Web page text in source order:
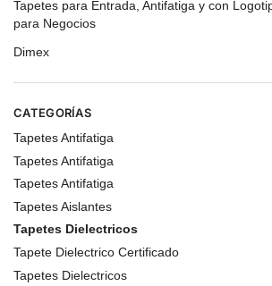
Tapetes para Entrada, Antifatiga y con
para Negocios
Dimex
CATEGORÍAS
Tapetes Antifatiga
Tapetes Antifatiga
Tapetes Antifatiga
Tapetes Aislantes
Tapetes Dielectricos
Tapete Dielectrico Certificado
Tapetes Dielectricos